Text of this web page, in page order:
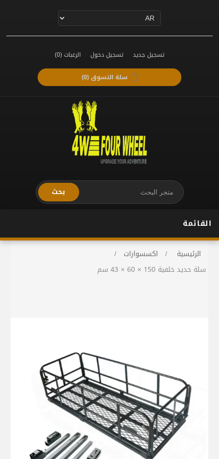
تسجيل جديد تسجيل دخول الرغبات(0)
سلة التسوق(0)
بحث
القائمة
الرئيسية / اكسسوارات
/
سلة حديد خلفية 150 × 60 × 43 سم